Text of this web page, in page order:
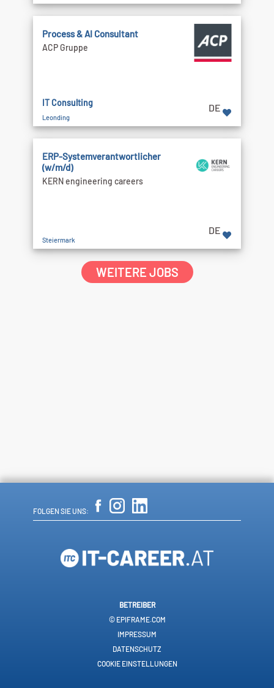
Process & AI Consultant
ACP Gruppe
IT Consulting
Leonding
DE
ERP-Systemverantwortlicher
(w/m/d)
KERN engineering careers
Steiermark
DE
WEITERE JOBS
FOLGEN SIE UNS:
BETREIBER
© EPIFRAME.COM
IMPRESSUM
DATENSCHUTZ
COOKIE EINSTELLUNGEN